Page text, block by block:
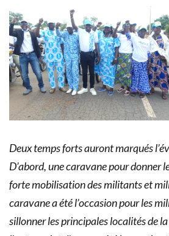
Deux temps forts auront marqués
D’abord, une caravane pour donner
forte mobilisation des militants et
caravane a été l’occasion pour les
sillonner les principales localités de